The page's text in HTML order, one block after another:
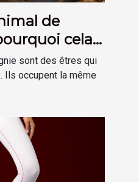
de
cela
?sont des êtres qui
Ils occupent la même